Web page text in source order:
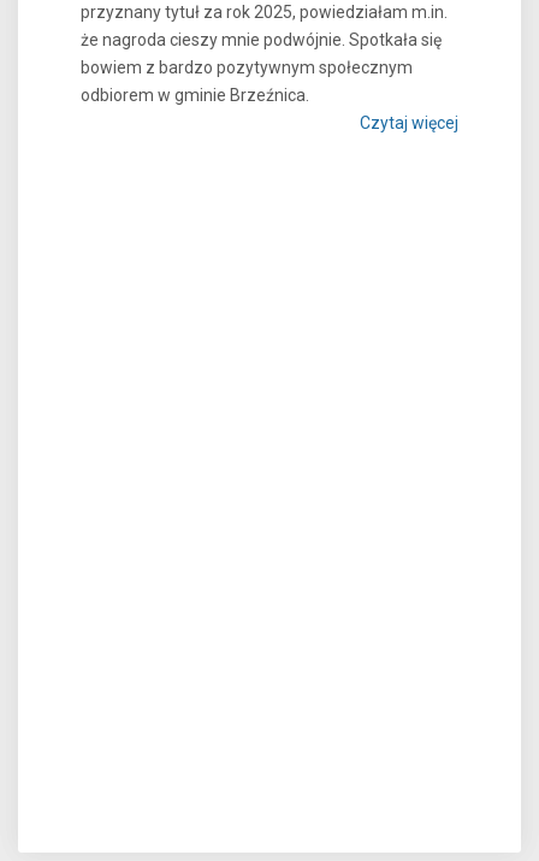
przyznany tytuł za rok 2025, powiedziałam m.in.
że nagroda cieszy mnie podwójnie. Spotkała się
bowiem z bardzo pozytywnym społecznym
odbiorem w gminie Brzeźnica.
Czytaj więcej